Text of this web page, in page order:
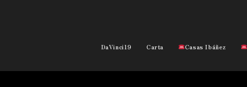
DaVinci19 Carta Casas Ibáñez